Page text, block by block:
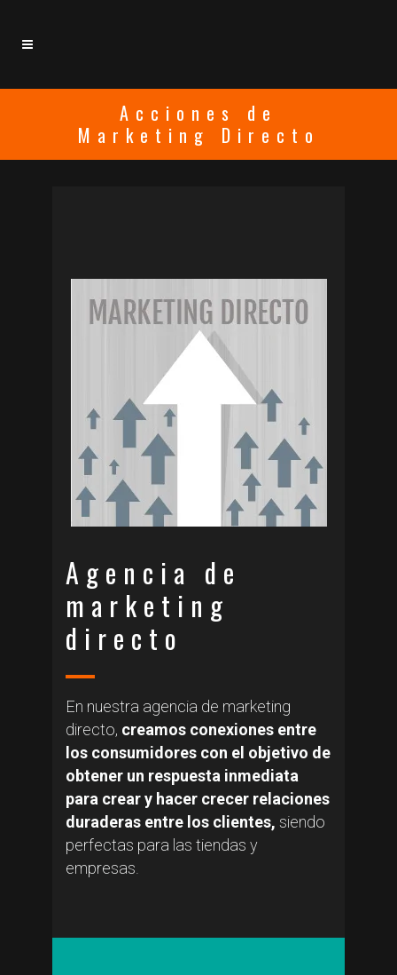
Acciones de
Marketing Directo
Agencia de
marketing
directo
En nuestra agencia de marketing
directo, creamos conexiones entre
los consumidores con el objetivo de
obtener un respuesta inmediata
para crear y hacer crecer relaciones
duraderas entre los clientes, siendo
perfectas para las tiendas y
empresas.